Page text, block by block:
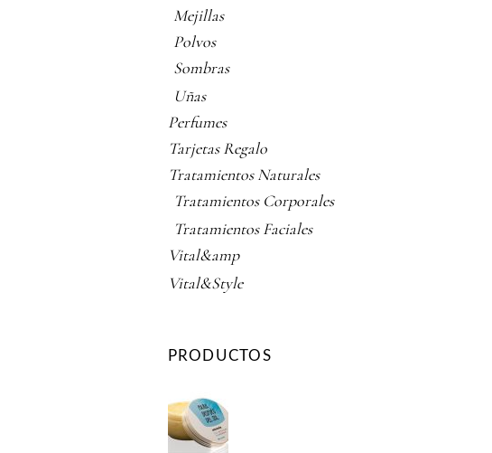
Mejillas
Polvos
Sombras
Uñas
Perfumes
Tarjetas Regalo
Tratamientos Naturales
Tratamientos Corporales
Tratamientos Faciales
Vital&amp
Vital&Style
PRODUCTOS